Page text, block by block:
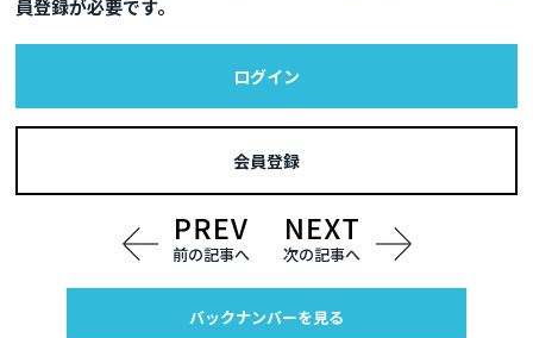
員登録が必要です。
ログイン
会員登録
前の記事へ 次の記事へ
バックナンバーを見る